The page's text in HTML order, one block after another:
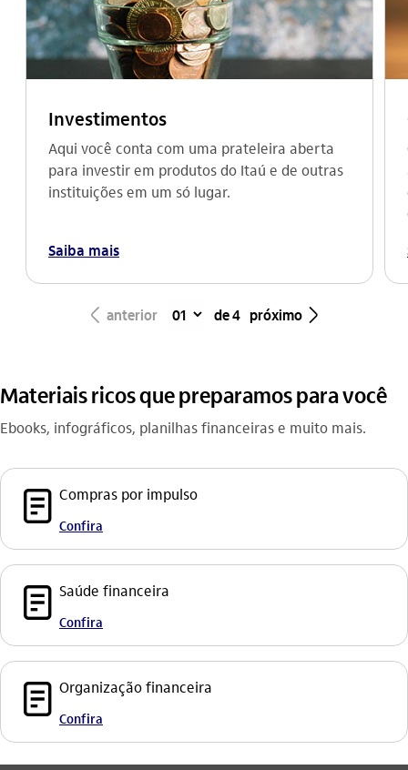
Investimentos
Aqui você conta com uma prateleira aberta
para investir em produtos do Itaú e de outras
instituições em um só lugar.
Saiba mais
seta_esquerda anterior de 4 próximo seta_direita
Materiais ricos que preparamos para você
Ebooks, infográficos, planilhas financeiras e muito mais.
documento_outline Compras por impulso
Confira
documento_outline Saúde financeira
Confira
documento_outline Organização financeira
Confira